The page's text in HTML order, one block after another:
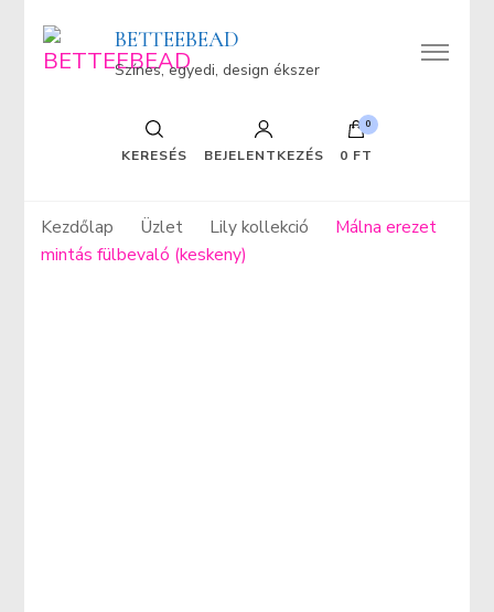
BETTEEBEAD
Színes, egyedi, design ékszer
KERESÉS BEJELENTKEZÉS
0
0 FT
Kezdőlap Üzlet Lily kollekció
Málna erezet
mintás fülbevaló (keskeny)